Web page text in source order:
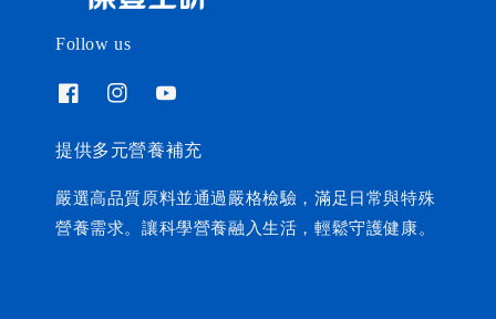
Follow us
提供多元營養補充
嚴選高品質原料並通過嚴格檢驗，滿足日常與特殊
營養需求。讓科學營養融入生活，輕鬆守護健康。